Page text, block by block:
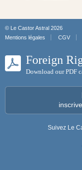
© Le Castor Astral 2026
Mentions légales
CGV
Foreign
Download our PDF
Suivez Le